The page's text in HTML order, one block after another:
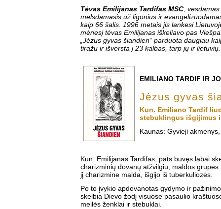
Tėvas Emilijanas Tardifas MSC,
melsdamasis už ligonius ir
kaip 66 šalis. 1996 metais jis lankėsi
mėnesį tėvas Emilijanas iškeliavo pas
„Jėzus gyvas šiandien“ parduota daugiau
tiražu ir išversta į 23 kalbas, tarp jų ir lietuvių.
EMILIANO TARDIF IR
Jėzus gyvas
Kun. Emiliano Tardif
stebuklingus išgijimus
Kaunas: Gyvieji
Kun. Emilijanas Tardifas, pats buvęs labai
charizminių dovanų atžvilgiu, maldos
jį charizmine malda, išgijo iš tuberkuliozės.
Po to įvykio apdovanotas gydymo ir
skelbia Dievo žodį visuose pasaulio
meilės ženklai ir stebuklai.